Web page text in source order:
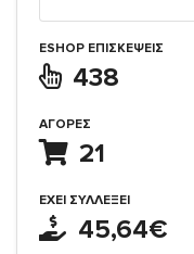
ESHOP ΕΠΙΣΚΈΨΕΙΣ
438
ΑΓΟΡΈΣ
21
ΈΧΕΙ ΣΥΛΛΈΞΕΙ
45,64€